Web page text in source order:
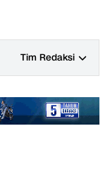
Tim Redaksi